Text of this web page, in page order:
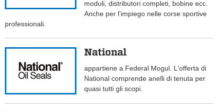
moduli, distributori completi, bobine ecc.
Anche per l'impiego nelle corse sportive
professionali.
National
appartiene a Federal Mogul. L'offerta di
National comprende anelli di tenuta per
quasi tutti gli scopi.